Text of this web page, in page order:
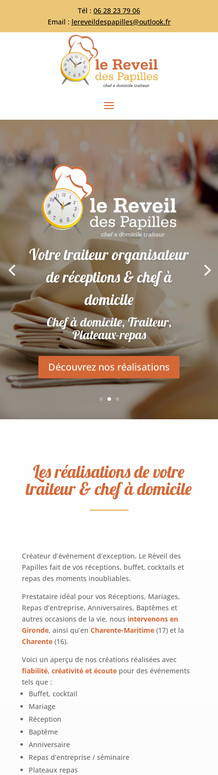
Tél : 06 28 23 79 06
Email : lereveildespapilles@outlook.fr
Votre traiteur organisateur
de réceptions & chef à
domicile
Chef à domicile, Traiteur,
Plateaux-repas
Découvrez nos réalisations
Les réalisations de votre
traiteur & chef à domicile
Créateur d’événement d’exception, Le Réveil des
Papilles fait de vos réceptions, buffet, cocktails et
repas des moments inoubliables.
Prestataire idéal pour vos Réceptions, Mariages,
Repas d’entreprise, Anniversaires, Baptêmes et
autres occasions de la vie, nous intervenons en
Gironde, ainsi qu’en Charente-Maritime(17) et la
Charente(16).
Voici un aperçu de nos créations réalisées avec
fiabilité, créativité et écoutepour des événements
tels que :
Buffet, cocktail
Mariage
Réception
Baptême
Anniversaire
Repas d’entreprise / séminaire
Plateaux repas